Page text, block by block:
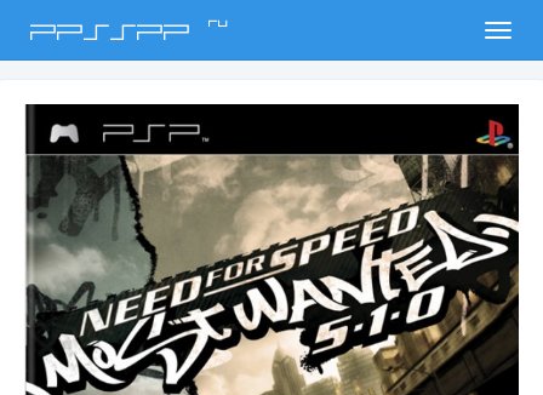
PPSSPP ru